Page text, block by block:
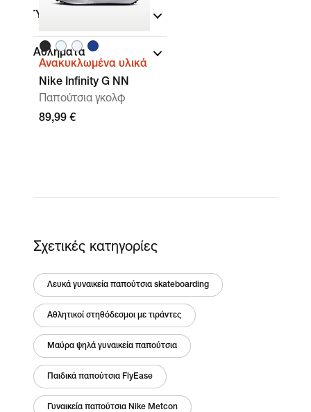
Ύψος παπουτσιού
Αθλήματα
Ανακυκλωμένα υλικά
Nike Infinity G NN
Παπούτσια γκολφ
89,99 €
Σχετικές κατηγορίες
Λευκά γυναικεία παπούτσια skateboarding
Αθλητικοί στηθόδεσμοι με τιράντες
Μαύρα ψηλά γυναικεία παπούτσια
Παιδικά παπούτσια FlyEase
Γυναικεία παπούτσια Nike Metcon